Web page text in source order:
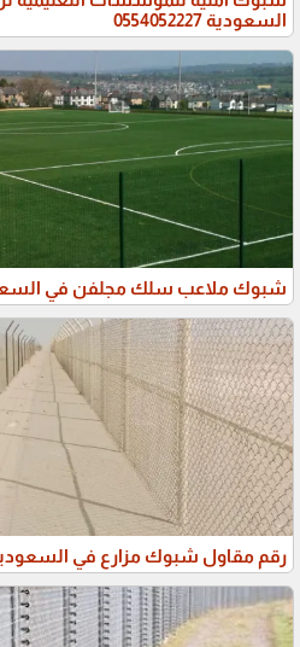
السعودية 0554052227
شبوك ملاعب سلك مجلفن في السعودية
رقم مقاول شبوك مزارع في السعودية